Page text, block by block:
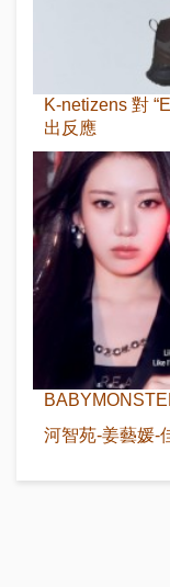
K-netizens 對
出反應
河智苑-姜藝媛-